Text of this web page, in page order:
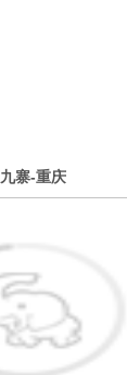
九寨-重庆